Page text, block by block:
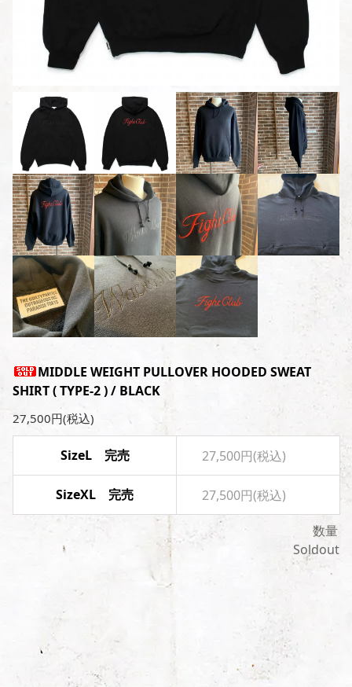
MIDDLE WEIGHT PULLOVER HOODED SWEAT
SHIRT ( TYPE-2 ) / BLACK
27,500円(税込)
SizeL 完売 27,500円(税込)
SizeXL 完売 27,500円(税込)
数量
Soldout